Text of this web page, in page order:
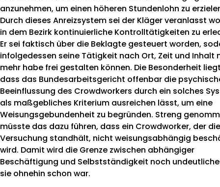
anzunehmen, um einen höheren Stundenlohn zu
Durch dieses Anreizsystem sei der Kläger veranlasst
in dem Bezirk kontinuierliche Kontrolltätigkeiten zu
Er sei faktisch über die Beklagte gesteuert worden,
infolgedessen seine Tätigkeit nach Ort, Zeit und Inhalt
mehr habe frei gestalten können. Die Besonderheit
dass das Bundesarbeitsgericht offenbar die
Beeinflussung des Crowdworkers durch ein solches
als maßgebliches Kriterium ausreichen lässt, um eine
Weisungsgebundenheit zu begründen. Streng
müsste das dazu führen, dass ein Crowdworker, der
Versuchung standhält, nicht weisungsabhängig
wird. Damit wird die Grenze zwischen abhängiger
Beschäftigung und Selbstständigkeit noch
sie ohnehin schon war.